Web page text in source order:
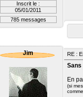
Inscrit le :
05/01/2011
785 messages
Jim RE :
En
(si